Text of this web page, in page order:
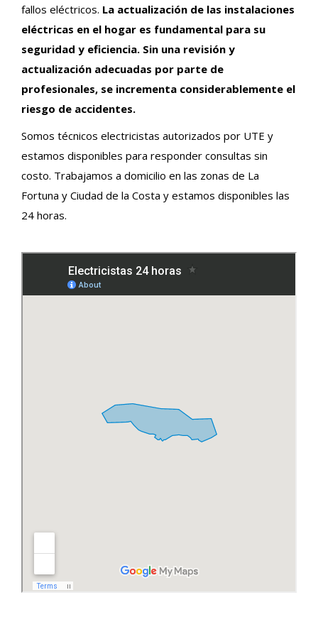
fallos eléctricos. La actualización de las instalaciones
eléctricas en el hogar es fundamental para su
seguridad y eficiencia. Sin una revisión y
actualización adecuadas por parte de
profesionales, se incrementa considerablemente el
riesgo de accidentes.
Somos técnicos electricistas autorizados por UTE y
estamos disponibles para responder consultas sin
costo. Trabajamos a domicilio en las zonas de La
Fortuna y Ciudad de la Costa y estamos disponibles las
24 horas.